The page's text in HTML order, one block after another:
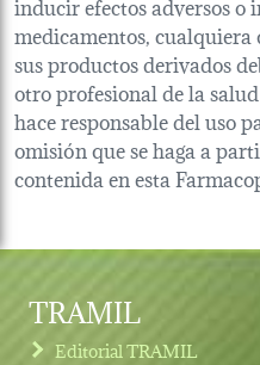
medicamentos, cualquiera
sus productos derivados
otro profesional de la
hace responsable del uso
omisión que se haga a
contenida en esta
TRAMIL
Editorial TRAMIL